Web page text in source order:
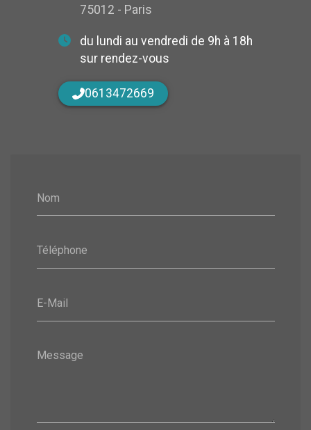
Nom
Téléphone
E-Mail
Message
75012 - Paris
du lundi au vendredi de 9h à 18h
sur rendez-vous
0613472669